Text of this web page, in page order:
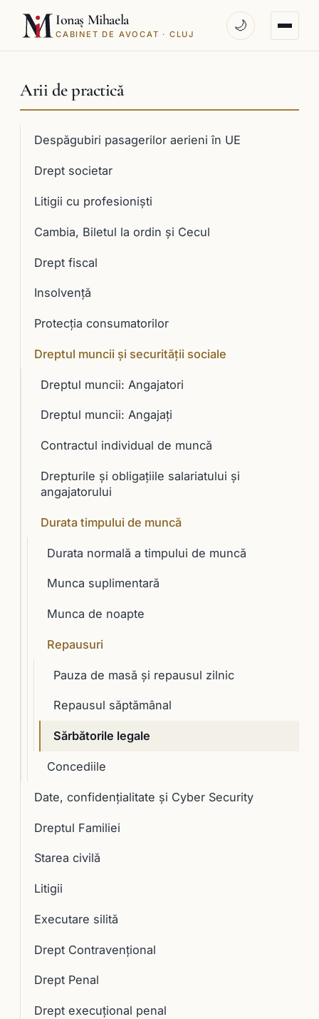
Ionaș Mihaela
CABINET DE AVOCAT · CLUJ
🌙
Arii de practică
Despăgubiri pasagerilor aerieni în UE
Drept societar
Litigii cu profesioniști
Cambia, Biletul la ordin și Cecul
Drept fiscal
Insolvență
Protecția consumatorilor
Dreptul muncii și securității sociale
Dreptul muncii: Angajatori
Dreptul muncii: Angajați
Contractul individual de muncă
Drepturile şi obligaţiile salariatului şi
angajatorului
Durata timpului de muncă
Durata normală a timpului de muncă
Munca suplimentară
Munca de noapte
Repausuri
Pauza de masă şi repausul zilnic
Repausul săptămânal
Sărbătorile legale
Concediile
Date, confidențialitate și Cyber Security
Dreptul Familiei
Starea civilă
Litigii
Executare silită
Drept Contravențional
Drept Penal
Drept execuţional penal